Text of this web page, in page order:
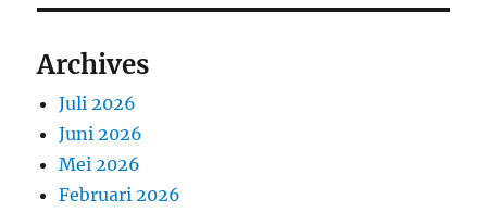
Archives
Juli 2026
Juni 2026
Mei 2026
Februari 2026